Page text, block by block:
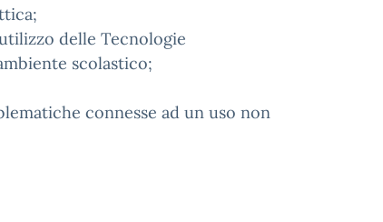
delle Tecnologie
scolastico;
connesse ad un uso non